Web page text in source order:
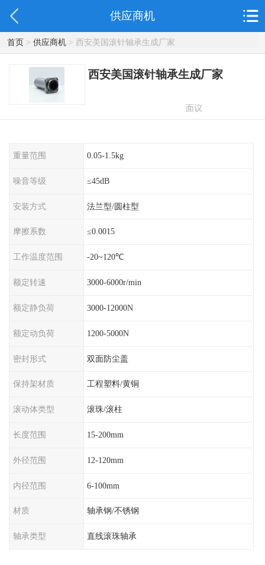
供应商机
首页> 供应商机> 西安美国滚针轴承生成厂家
西安美国滚针轴承生成厂家
面议
重量范围 0.05-1.5kg
噪音等级 ≤45dB
安装方式 法兰型/圆柱型
摩擦系数 ≤0.0015
工作温度范围 -20~120℃
额定转速 3000-6000r/min
额定静负荷 3000-12000N
额定动负荷 1200-5000N
密封形式 双面防尘盖
保持架材质 工程塑料/黄铜
滚动体类型 滚珠/滚柱
长度范围 15-200mm
外径范围 12-120mm
内径范围 6-100mm
材质 轴承钢/不锈钢
轴承类型 直线滚珠轴承